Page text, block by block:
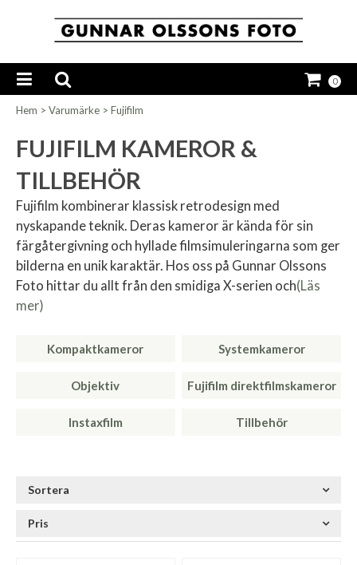
0
Hem > Varumärke > Fujifilm
FUJIFILM KAMEROR &
TILLBEHÖR
Fujifilm kombinerar klassisk retrodesign med
nyskapande teknik. Deras kameror är kända för sin
färgåtergivning och hyllade filmsimuleringarna som ger
bilderna en unik karaktär. Hos oss på Gunnar Olssons
Foto hittar du allt från den smidiga X-serien och(Läs
mer)
Kompaktkameror Systemkameror
Objektiv Fujifilm direktfilmskameror
Instaxfilm Tillbehör
Sortera
Pris